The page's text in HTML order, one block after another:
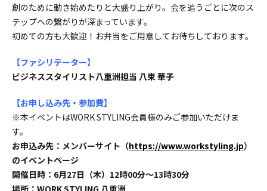
創のために動き始めたりと大盛り上がり。会を追うごとに次のス
テップへの繋がりが深まっています。
初めての方も大歓迎！お弁当をご用意してお待ちしております。
【ファシリテーター】
ビジネススタイリスト八重洲担当 八束 華子
【お申し込み先・参加費】
※本イベントはWORK STYLING会員様のみご参加いただけま
す。
お申込み先：メンバーサイト（https://www.workstyling.jp）
のイベントページ
開催日時：6月27日（木）12時00分〜13時30分
場所：WORK STYLING 八重洲